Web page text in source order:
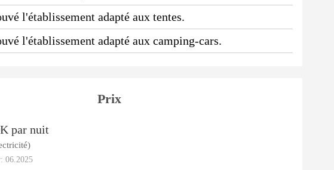
l'établissement adapté aux tentes.
l'établissement adapté aux camping-cars.
Prix
par nuit
06.2025